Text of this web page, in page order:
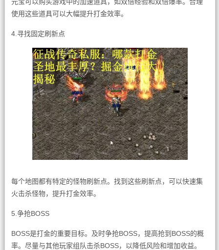
使用这些道具可以大幅提升打金效率。
4.寻找固定刷新点
每个地图都有特定的怪物刷新点。找到这些刷新点，可以快速集
火击杀怪物，提升打金效率。
5.争抢BOSS
BOSS是打金的重要目标。及时争抢BOSS，提高抢到BOSS的概
率。尽量与其他玩家组队击杀BOSS，以降低风险和增加收益。